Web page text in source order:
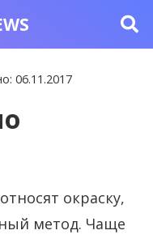
06.11.2017
окраску,
метод. Чаще